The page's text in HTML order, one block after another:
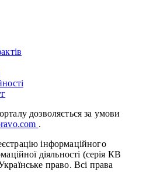
дозволяється за умови
.
інформаційного
діяльності (серія КВ
право. Всі права